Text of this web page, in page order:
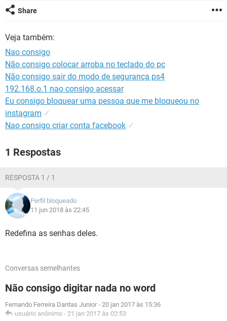
OUTLOOK
GUIA DE COMPRAS
Share
Veja também:
Nao consigo
Não consigo colocar arroba no teclado do pc
Não consigo sair do modo de segurança ps4
192.168.o.1 nao consigo acessar
Eu consigo bloquear uma pessoa que me bloqueou no
instagram ✓
Nao consigo criar conta facebook ✓
1 Respostas
RESPOSTA 1 / 1
Perfil bloqueado
11 jun 2018 às 22:45
Redefina as senhas deles.
Conversas semelhantes
Não consigo digitar nada no word
Fernando Ferreira Dantas Junior - 20 jan 2017 às 15:36
usuário anônimo - 21 jan 2017 às 02:53